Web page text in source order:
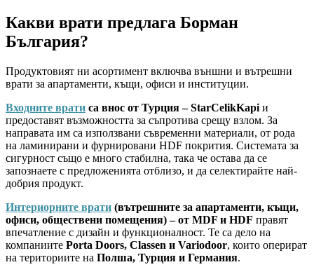
Какви врати предлага Борман
България?
Продуктовият ни асортимент включва външни и вътрешни
врати за апартаменти, къщи, офиси и институции.
Входните врати са внос от Турция – StarCelikKapi и
предоставят възможността за съпротива срещу взлом. За
направата им са използвани съвременни материали, от рода
на ламинирани и фурнировани HDF покрития. Системата за
сигурност също е много стабилна, така че остава да се
запознаете с предложенията отблизо, и да селектирайте най-
добрия продукт.
Интериорните врати (вътрешните за апартаменти, къщи,
офиси, обществени помещения) – от MDF и HDF правят
впечатление с дизайн и функционалност. Те са дело на
компаниите Porta Doors, Classen и Variodoor, които оперират
на териториите на Полша, Турция и Германия.